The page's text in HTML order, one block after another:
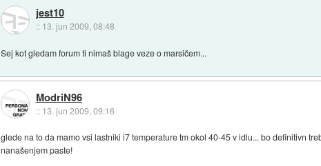
jest10
:: 13. jun 2009, 08:48
Sej kot gledam forum ti nimaš blage veze o marsičem...
ModriN96
:: 13. jun 2009, 09:16
glede na to da mamo vsi lastniki i7 temperature tm okol 40-45 v idlu... bo definitivn
nanašenjem paste!